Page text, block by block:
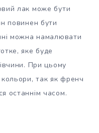
лак може бути
повинен бути
можна намалювати
яке буде
При цьому
так як френч
останнім часом.